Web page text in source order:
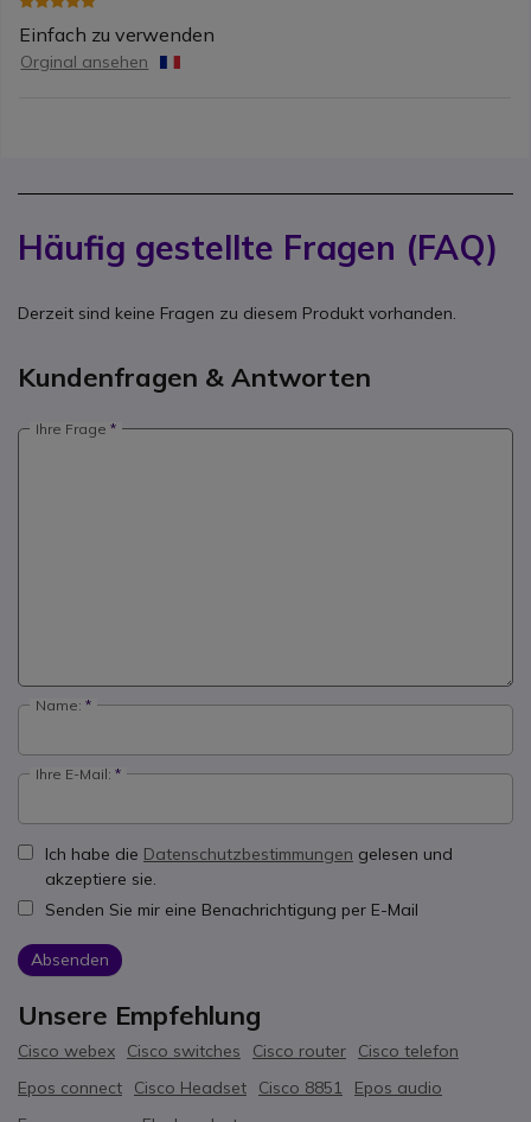
Einfach zu verwenden
Orginal ansehen
Häufig gestellte Fragen (FAQ)
Derzeit sind keine Fragen zu diesem Produkt vorhanden.
Kundenfragen & Antworten
Ihre Frage
Name:
Ihre E-Mail:
Ich habe die Datenschutzbestimmungen gelesen und
akzeptiere sie.
Senden Sie mir eine Benachrichtigung per E-Mail
Absenden
Unsere Empfehlung
Cisco webex Cisco switches Cisco router
Cisco telefon
Epos connect
Cisco Headset Cisco 8851
Epos audio